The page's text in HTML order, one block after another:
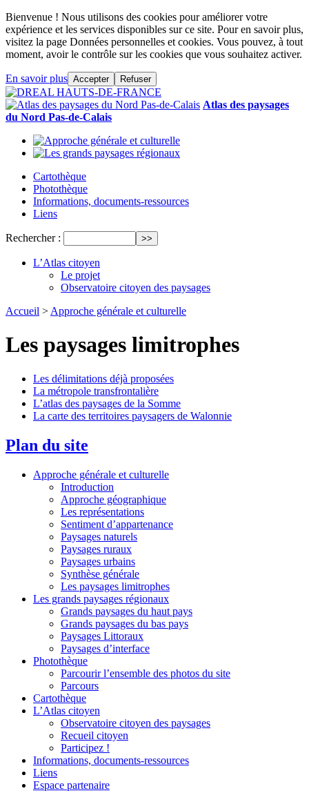
Bienvenue ! Nous utilisons des cookies pour améliorer votre
expérience et les services disponibles sur ce site. Pour en savoir plus,
visitez la page Données personnelles et cookies. Vous pouvez, à tout
moment, avoir le contrôle sur les cookies que vous souhaitez activer.
En savoir plus Accepter Refuser
Atlas des paysages
du Nord Pas-de-Calais
Cartothèque
Photothèque
Informations, documents-ressources
Liens
Rechercher :
L’Atlas citoyen
Le projet
Observatoire citoyen des paysages
Accueil > Approche générale et culturelle
Les paysages limitrophes
Les délimitations déjà proposées
La métropole transfrontalière
L’atlas des paysages de la Somme
La carte des territoires paysagers de Walonnie
Plan du site
Approche générale et culturelle
Introduction
Approche géographique
Les représentations
Sentiment d’appartenance
Paysages naturels
Paysages ruraux
Paysages urbains
Synthèse générale
Les paysages limitrophes
Les grands paysages régionaux
Grands paysages du haut pays
Grands paysages du bas pays
Paysages Littoraux
Paysages d’interface
Photothèque
Parcourir l’ensemble des photos du site
Parcours
Cartothèque
L’Atlas citoyen
Observatoire citoyen des paysages
Recueil citoyen
Participez !
Informations, documents-ressources
Liens
Espace partenaire